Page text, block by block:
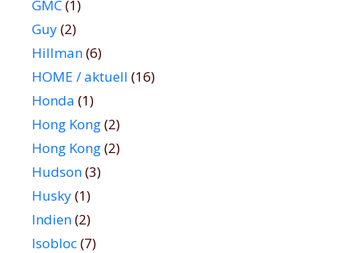
GMC(1)
Guy(2)
Hillman(6)
HOME / aktuell (16)
Honda (1)
Hong Kong(2)
Hong Kong(2)
Hudson(3)
Husky(1)
Indien(2)
Isobloc(7)